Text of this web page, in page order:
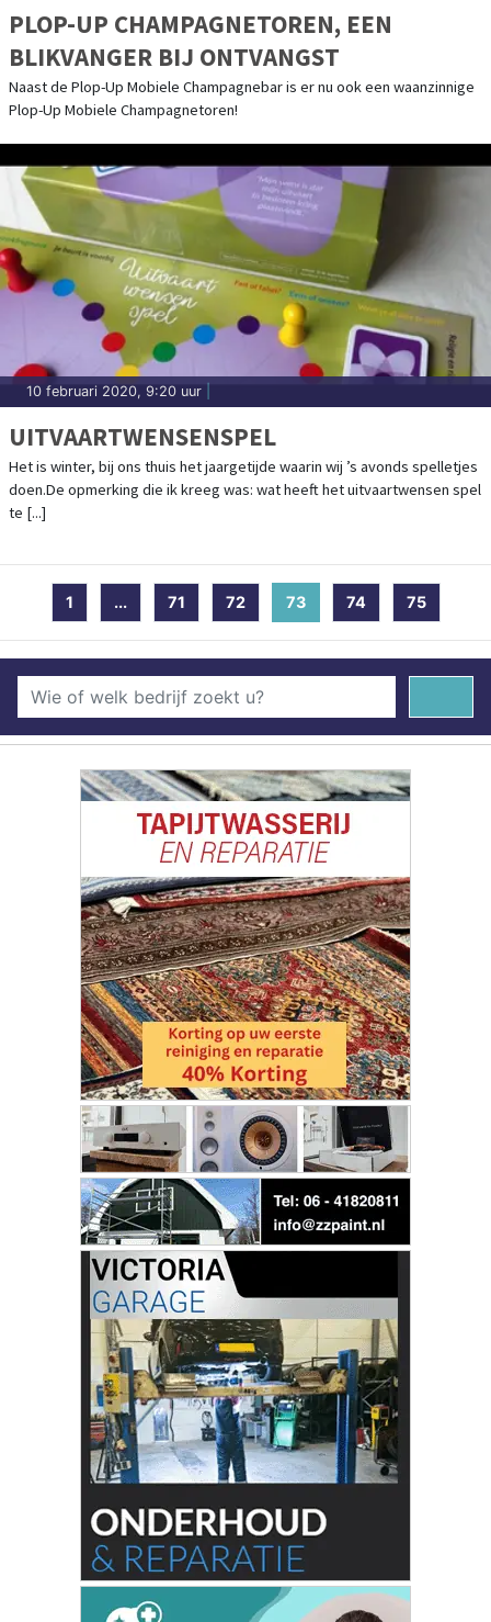
PLOP-UP CHAMPAGNETOREN, EEN
BLIKVANGER BIJ ONTVANGST
Naast de Plop-Up Mobiele Champagnebar is er nu ook een waanzinnige
Plop-Up Mobiele Champagnetoren!
10 februari 2020, 9:20 uur
UITVAARTWENSENSPEL
Het is winter, bij ons thuis het jaargetijde waarin wij ’s avonds spelletjes
doen.De opmerking die ik kreeg was: wat heeft het uitvaartwensen spel
te [...]
1 ... 71 72 73(current)
74 75